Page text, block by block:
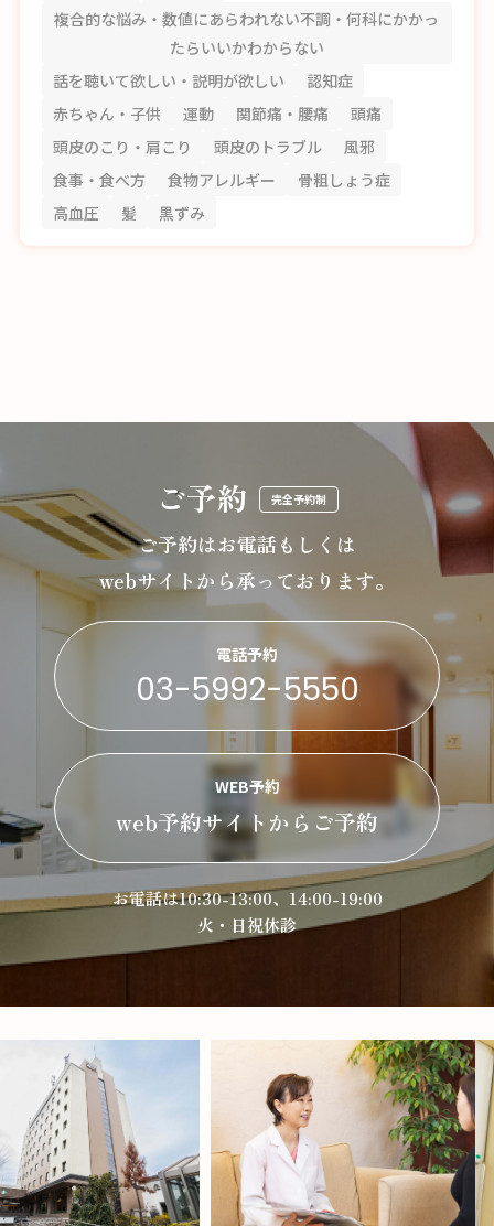
複合的な悩み・数値にあらわれない不調・何科にかかっ
たらいいかわからない
話を聴いて欲しい・説明が欲しい
認知症
赤ちゃん・子供
運動 関節痛・腰痛
頭痛
頭皮のこり・肩こり
頭皮のトラブル
風邪
食事・食べ方
食物アレルギー
骨粗しょう症
高血圧
髪 黒ずみ
ご予約 完全予約制
ご予約はお電話もしくは
webサイトから承っております。
電話予約
03-5992-5550
WEB予約
web予約サイトからご予約
お電話は10:30-13:00、14:00-19:00
火・日祝休診